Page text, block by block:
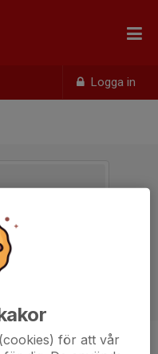
Logga in
för att vår